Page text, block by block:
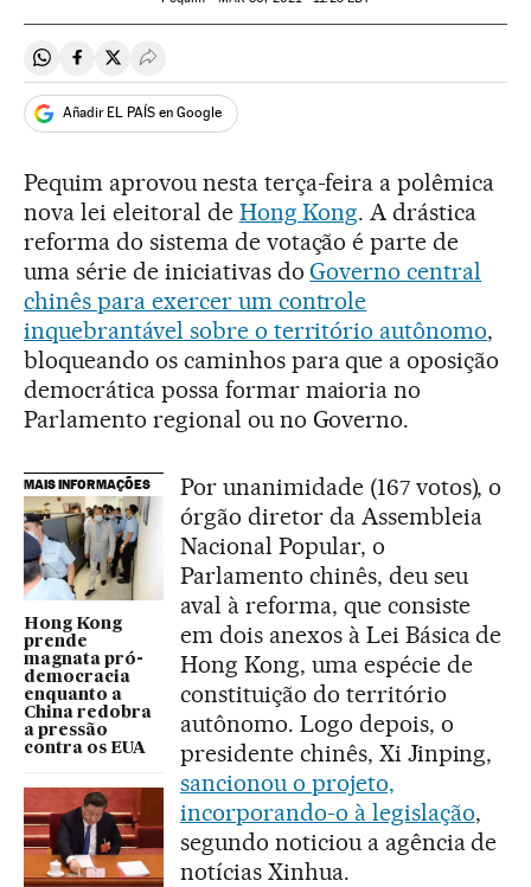
Compartir en Whatsapp
Compartir en Facebook
Compartir en Twitter
Desplegar Redes Sociales
Añadir EL PAÍS en Google
Pequim aprovou nesta terça-feira a polêmica
nova lei eleitoral de Hong Kong. A drástica
reforma do sistema de votação é parte de
uma série de iniciativas doGoverno central
chinês para exercer um controle
inquebrantável sobre o território autônomo,
bloqueando os caminhos para que a oposição
democrática possa formar maioria no
Parlamento regional ou no Governo.
MAIS INFORMAÇÕES
Hong Kong
prende
magnata pró-
democracia
enquanto a
China redobra
a pressão
contra os EUA
Por unanimidade (167 votos), o
órgão diretor da Assembleia
Nacional Popular, o
Parlamento chinês, deu seu
aval à reforma, que consiste
em dois anexos à Lei Básica de
Hong Kong, uma espécie de
constituição do território
autônomo. Logo depois, o
presidente chinês, Xi Jinping,
sancionou o projeto,
incorporando-o à legislação,
segundo noticiou a agência de
notícias Xinhua.